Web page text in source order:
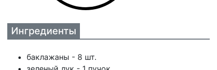
Ингредиенты
баклажаны - 8 шт.